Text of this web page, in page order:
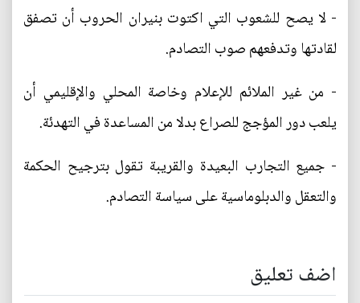
- لا يصح للشعوب التي اكتوت بنيران الحروب أن تصفق
لقادتها وتدفعهم صوب التصادم.
- من غير الملائم للإعلام وخاصة المحلي والإقليمي أن
يلعب دور المؤجج للصراع بدلا من المساعدة في التهدئة.
- جميع التجارب البعيدة والقريبة تقول بترجيح الحكمة
والتعقل والدبلوماسية على سياسة التصادم.
اضف تعليق